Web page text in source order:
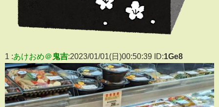
1 :あけおめ＠ 鬼吉:2023/01/01(日)00:50:39 ID:1Ge8